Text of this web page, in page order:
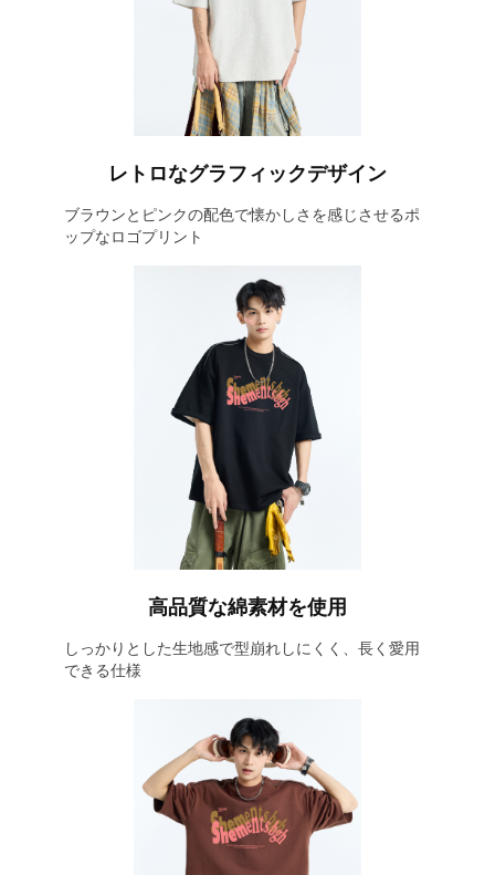
レトロなグラフィックデザイン
ブラウンとピンクの配色で懐かしさを感じさせるポ
ップなロゴプリント
高品質な綿素材を使用
しっかりとした生地感で型崩れしにくく、長く愛用
できる仕様